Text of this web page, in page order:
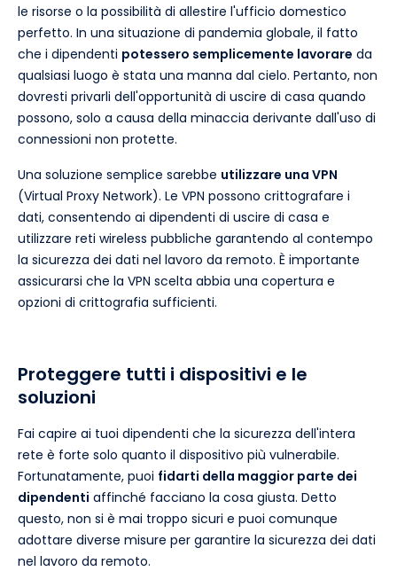
le risorse o la possibilità di allestire l'ufficio domestico
perfetto. In una situazione di pandemia globale, il fatto
che i dipendenti potessero semplicemente lavorare da
qualsiasi luogo è stata una manna dal cielo. Pertanto, non
dovresti privarli dell'opportunità di uscire di casa quando
possono, solo a causa della minaccia derivante dall'uso di
connessioni non protette.
Una soluzione semplice sarebbe utilizzare una VPN
(Virtual Proxy Network). Le VPN possono crittografare i
dati, consentendo ai dipendenti di uscire di casa e
utilizzare reti wireless pubbliche garantendo al contempo
la sicurezza dei dati nel lavoro da remoto. È importante
assicurarsi che la VPN scelta abbia una copertura e
opzioni di crittografia sufficienti.
Proteggere tutti i dispositivi e le
soluzioni
Fai capire ai tuoi dipendenti che la sicurezza dell'intera
rete è forte solo quanto il dispositivo più vulnerabile.
Fortunatamente, puoi fidarti della maggior parte dei
dipendenti affinché facciano la cosa giusta. Detto
questo, non si è mai troppo sicuri e puoi comunque
adottare diverse misure per garantire la sicurezza dei dati
nel lavoro da remoto.